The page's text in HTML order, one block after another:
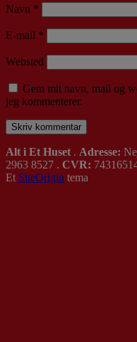
Navn *
E-mail *
Websted
Gem mit navn, mail og
jeg kommenterer.
Alt i Et Huset . Adresse:
2963 8527 . CVR:
Et SiteOrigin tema